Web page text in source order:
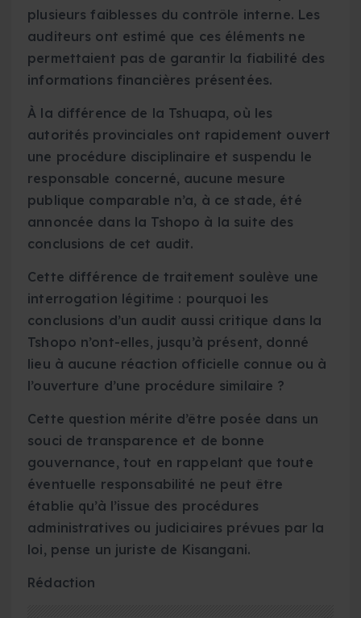
plusieurs faiblesses du contrôle interne. Les
auditeurs ont estimé que ces éléments ne
permettaient pas de garantir la fiabilité des
informations financières présentées.
À la différence de la Tshuapa, où les
autorités provinciales ont rapidement ouvert
une procédure disciplinaire et suspendu le
responsable concerné, aucune mesure
publique comparable n’a, à ce stade, été
annoncée dans la Tshopo à la suite des
conclusions de cet audit.
Cette différence de traitement soulève une
interrogation légitime : pourquoi les
conclusions d’un audit aussi critique dans la
Tshopo n’ont-elles, jusqu’à présent, donné
lieu à aucune réaction officielle connue ou à
l’ouverture d’une procédure similaire ?
Cette question mérite d’être posée dans un
souci de transparence et de bonne
gouvernance, tout en rappelant que toute
éventuelle responsabilité ne peut être
établie qu’à l’issue des procédures
administratives ou judiciaires prévues par la
loi, pense un juriste de Kisangani.
Rédaction